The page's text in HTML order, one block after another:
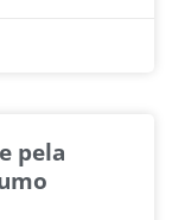
pela